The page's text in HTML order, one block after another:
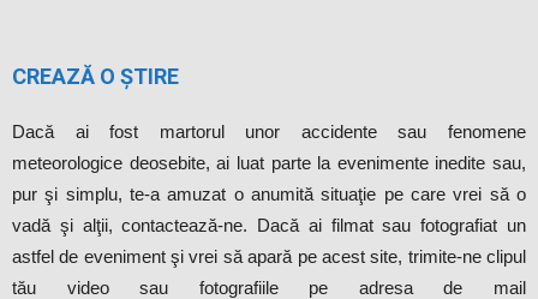
CREAZĂ O ȘTIRE
Dacă ai fost martorul unor accidente sau fenomene
meteorologice deosebite, ai luat parte la evenimente inedite sau,
pur şi simplu, te-a amuzat o anumită situaţie pe care vrei să o
vadă şi alţii, contactează-ne. Dacă ai filmat sau fotografiat un
astfel de eveniment şi vrei să apară pe acest site, trimite-ne clipul
tău video sau fotografiile pe adresa de mail